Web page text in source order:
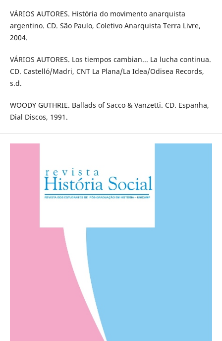
VÁRIOS AUTORES. História do movimento anarquista
argentino. CD. São Paulo, Coletivo Anarquista Terra Livre,
2004.
VÁRIOS AUTORES. Los tiempos cambian... La lucha continua.
CD. Castelló/Madri, CNT La Plana/La Idea/Odisea Records,
s.d.
WOODY GUTHRIE. Ballads of Sacco & Vanzetti. CD. Espanha,
Dial Discos, 1991.